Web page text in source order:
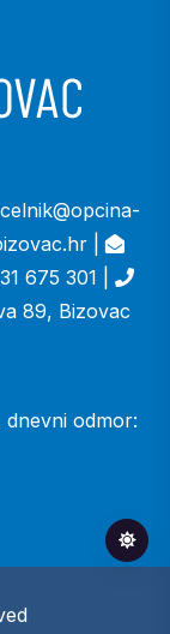
|
675 301 |
89, Bizovac
dnevni odmor: